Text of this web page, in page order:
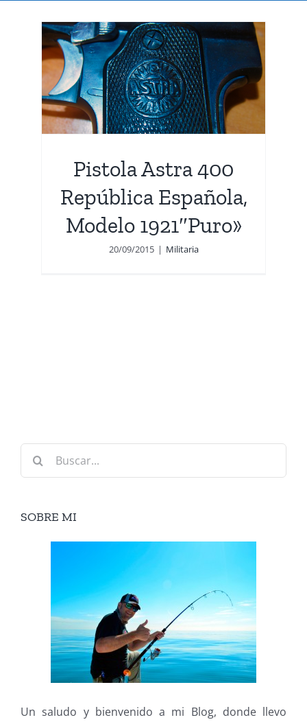
Pistola Astra 400
República Española,
Modelo 1921″Puro»
20/09/2015 | Militaria
Buscar:
SOBRE MI
Un saludo y bienvenido a mi Blog, donde llevo